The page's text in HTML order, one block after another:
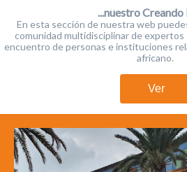
...nuestro Creando
En esta sección de nuestra web
comunidad multidisciplinar de
encuentro de personas e instituciones
africano.
Ver